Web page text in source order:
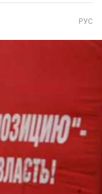
РУС